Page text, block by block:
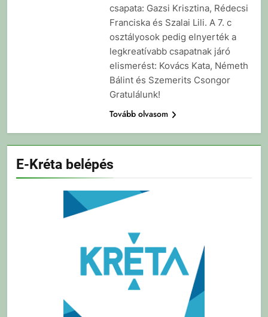
csapata: Gazsi Krisztina, Rédecsi
Franciska és Szalai Lili. A 7. c
osztályosok pedig elnyerték a
legkreatívabb csapatnak járó
elismerést: Kovács Kata, Németh
Bálint és Szemerits Csongor
Gratulálunk!
Tovább olvasom
E-Kréta belépés